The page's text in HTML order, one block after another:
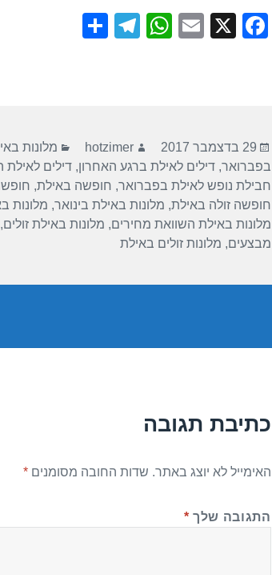
F
o
o
k
X
E
W
p
p
T
m
פורסם
בתאריך
29 בדצמבר 2017 מחבר
hotzimer קטגוריות
מלונות
בפברואר,דילים לאילת ברגע האחרון,דילים לאילת
חבילת נופש לאילת בפברואר, חופשה באילת,
חופשה זולה באילת, מלונות באילת בינואר, מלונות
מלונות באילת השוואת מחירים, מלונות באילת זולים,
מבצעים, מלונות זולים באילת
כתיבת תגובה
האימייל לא יוצג באתר. שדות החובה מסומנים*
התגובה שלך *